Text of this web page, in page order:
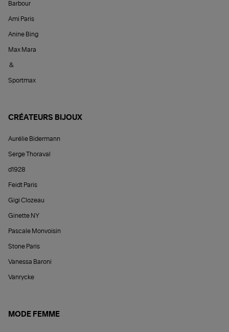
Barbour
Ami Paris
Anine Bing
Max Mara
&
Sportmax
CRÉATEURS BIJOUX
Aurélie Bidermann
Serge Thoraval
d1928
Feidt Paris
Gigi Clozeau
Ginette NY
Pascale Monvoisin
Stone Paris
Vanessa Baroni
Vanrycke
MODE FEMME